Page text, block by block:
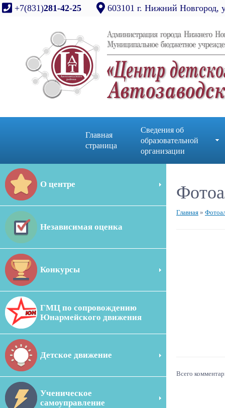
+7(831)281-42-25 603101 г. Нижний Новгород,
Главная
страница
Сведения об
образовательной
организации
О центре
Независимая оценка
Конкурсы
ГМЦ по сопровождению
Юнармейского движения
Детское движение
Ученическое
самоуправление
Главная »
Всего